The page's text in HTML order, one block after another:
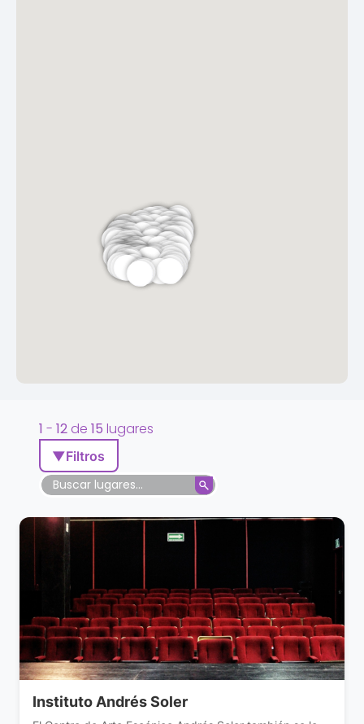
1 - 12 de 15 lugares
▼Filtros
Instituto Andrés Soler